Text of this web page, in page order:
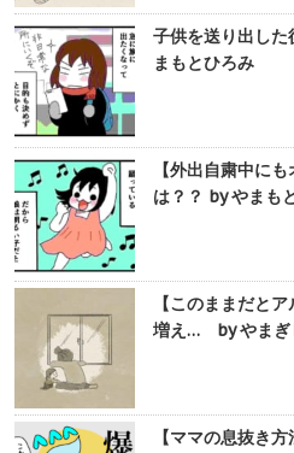
子供を送り出し
まもとひろみ
【外出自粛中に
は？？ by やまも
【このままだと
増え… by やまぎ
【ママの息抜き